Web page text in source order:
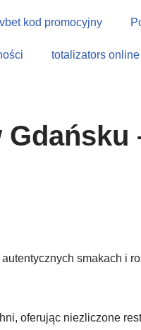
lvbet kod promocyjny
totalizators online
smakach i
oferując niezliczone